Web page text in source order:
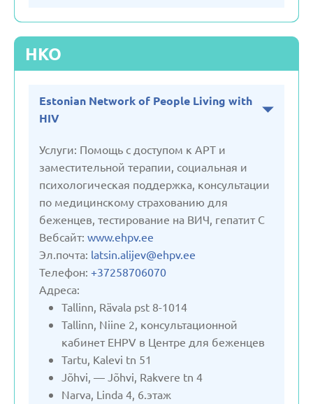
НКО
Estonian Network of People Living with
HIV
Услуги: Помощь с доступом к АРТ и
заместительной терапии, социальная и
психологическая поддержка, консультации
по медицинскому страхованию для
беженцев, тестирование на ВИЧ, гепатит С
Вебсайт: www.ehpv.ee
Эл.почта: latsin.alijev@ehpv.ee
Телефон: +37258706070
Адреса:
Tallinn, Rävala pst 8-1014
Tallinn, Niine 2, консультационной
кабинет EHPV в Центре для беженцев
Tartu, Kalevi tn 51
Jõhvi, — Jõhvi, Rakvere tn 4
Narva, Linda 4, 6.этаж